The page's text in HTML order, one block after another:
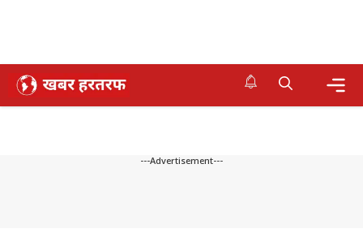
Skip
---Advertisement---